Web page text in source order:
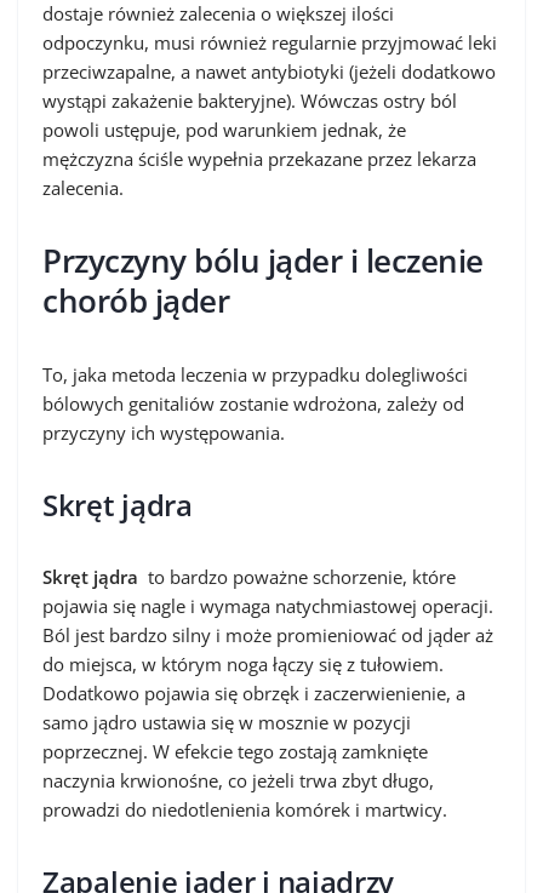
dostaje również zalecenia o większej ilości
odpoczynku, musi również regularnie przyjmować leki
przeciwzapalne, a nawet antybiotyki (jeżeli dodatkowo
wystąpi zakażenie bakteryjne). Wówczas ostry ból
powoli ustępuje, pod warunkiem jednak, że
mężczyzna ściśle wypełnia przekazane przez lekarza
zalecenia.
Przyczyny bólu jąder i leczenie
chorób jąder
To, jaka metoda leczenia w przypadku dolegliwości
bólowych genitaliów zostanie wdrożona, zależy od
przyczyny ich występowania.
Skręt jądra
Skręt jądra to bardzo poważne schorzenie, które
pojawia się nagle i wymaga natychmiastowej operacji.
Ból jest bardzo silny i może promieniować od jąder aż
do miejsca, w którym noga łączy się z tułowiem.
Dodatkowo pojawia się obrzęk i zaczerwienienie, a
samo jądro ustawia się w mosznie w pozycji
poprzecznej. W efekcie tego zostają zamknięte
naczynia krwionośne, co jeżeli trwa zbyt długo,
prowadzi do niedotlenienia komórek i martwicy.
Zapalenie jąder i najądrzy